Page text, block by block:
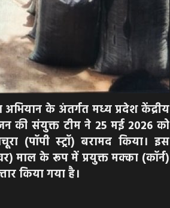
के अंतर्गत मध्य प्रदेश केंद्रीय
की संयुक्त टीम ने 25 मई 2026 को
(पॉपी स्ट्रॉ) बरामद किया। इस
माल के रूप में प्रयुक्त मक्का (कॉर्न)
किया गया है।